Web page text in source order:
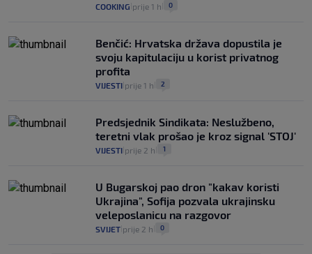
COOKING prije 1 h 0
Benčić: Hrvatska država dopustila je
svoju kapitulaciju u korist privatnog
profita
VIJESTI prije 1 h 2
Predsjednik Sindikata: Neslužbeno,
teretni vlak prošao je kroz signal 'STOJ'
VIJESTI prije 2 h 1
U Bugarskoj pao dron "kakav koristi
Ukrajina", Sofija pozvala ukrajinsku
veleposlanicu na razgovor
SVIJET prije 2 h 0